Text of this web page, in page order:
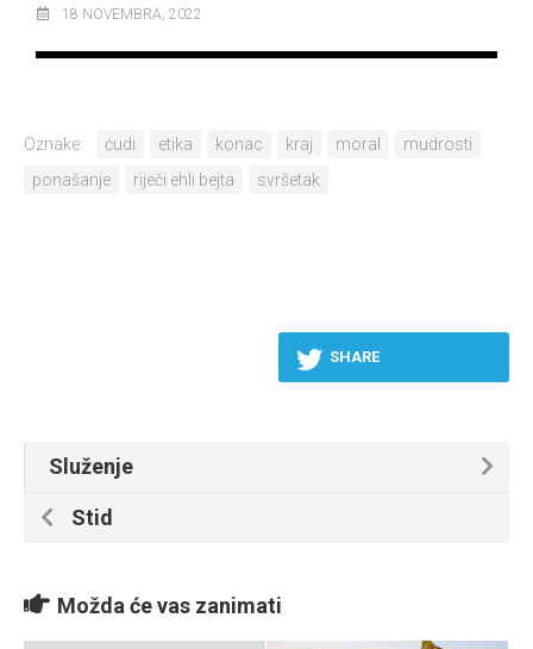
18 NOVEMBRA, 2022
Oznake: ćudi etika konac kraj moral
mudrosti
ponašanje
riječi ehli bejta svršetak
SHARE
Služenje
Stid
Možda će vas zanimati